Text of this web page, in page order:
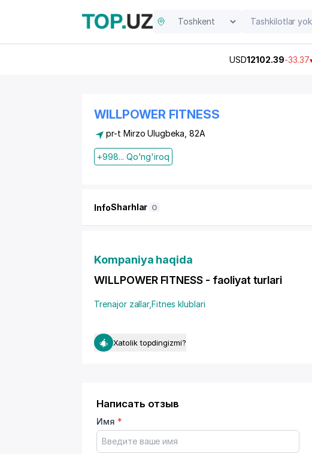
USD12102.39-33.37
WILLPOWER FITNESS
pr-t Mirzo Ulugbeka, 82A
+998... Qo'ng'iroq
InfoSharhlar 0
Kompaniya haqida
WILLPOWER FITNESS - faoliyat turlari
Trenajor zallar,Fitnes klublari
Xatolik topdingizmi?
Написать отзыв
Имя *